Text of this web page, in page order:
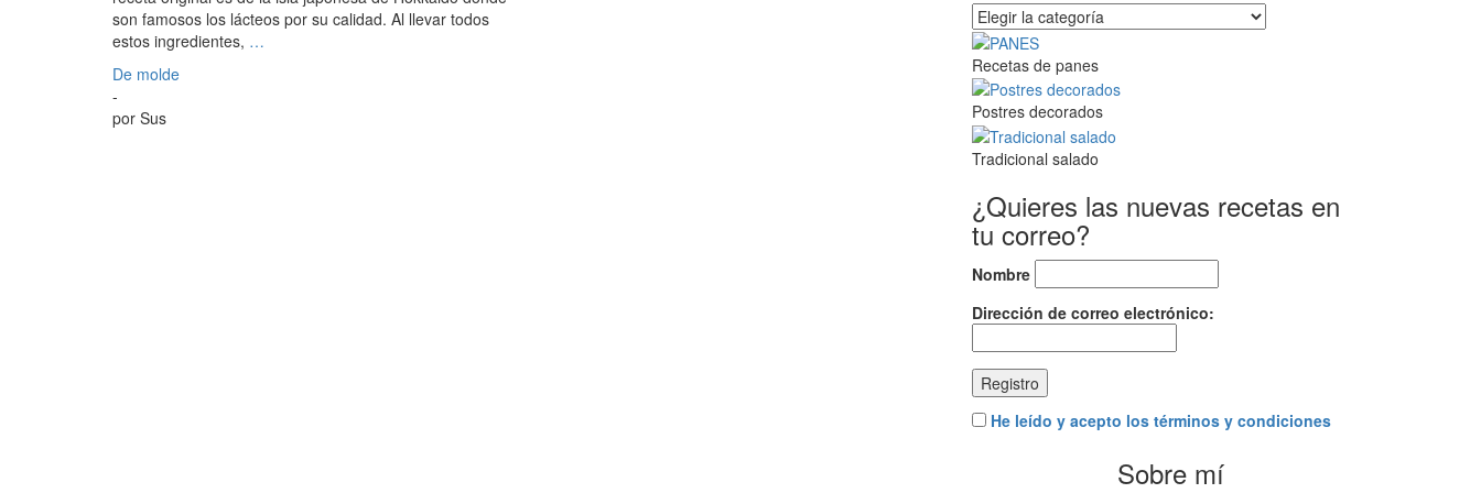
son famosos los lácteos por su calidad. Al llevar todos
estos ingredientes, …
De molde
-
por Sus
progreso
Categorías
Recetas de panes
Postres decorados
Tradicional salado
¿Quieres las nuevas recetas en
tu correo?
Nombre
Dirección de correo electrónico:
He leído y acepto los términos y condiciones
Sobre mí